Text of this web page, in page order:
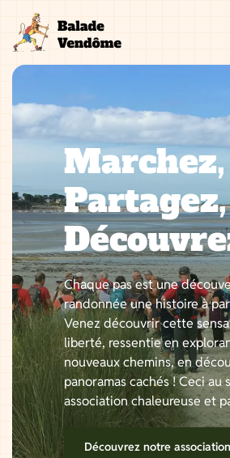
contenu
Marchez,
Partagez,
Chaque pas est une
randonnée une histoire à
Venez découvrir cette
liberté, ressentie en
nouveaux chemins, en
panoramas cachés ! Ceci au
association chaleureuse et
Découvrez notre association